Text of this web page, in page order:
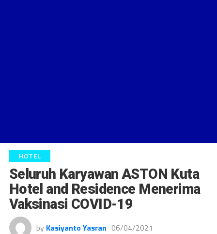
HOTEL
Seluruh Karyawan ASTON Kuta
Hotel and Residence Menerima
Vaksinasi COVID-19
by Kasiyanto Yasran 06/04/2021